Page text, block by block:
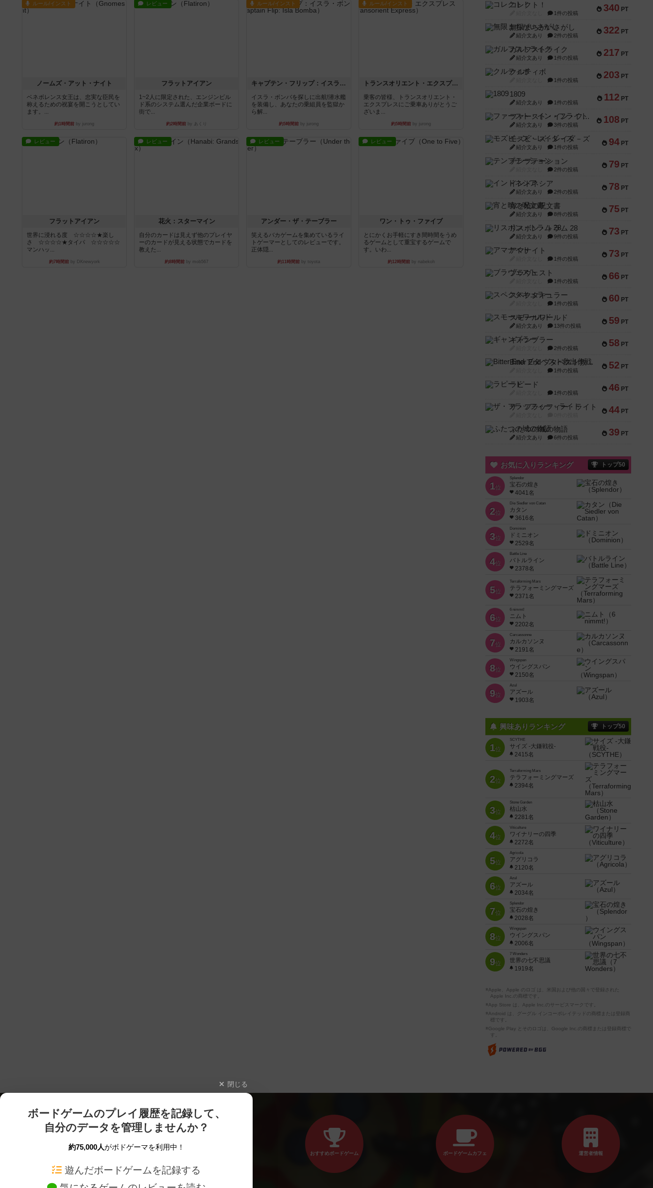
ルール/インスト
ノームズ・アット・ナイト
ベネボレンス女王は、忠実な臣民を
称えるための祝宴を開こうとしてい
ます。...
約1時間前 by jurong
レビュー
フラットアイアン
1~2人に限定された、エンジンビル
ド系のシステム選んだ企業ボードに
街で...
約2時間前 by あくり
ルール/インスト
キャプテン・フリップ：イスラ・ボンバ
イスラ・ボンバを探しに出航!潜水艦
を装備し、あなたの乗組員を監獄か
ら解...
約5時間前 by jurong
ルール/インスト
トランスオリエント・エクスプレス
乗客の皆様、トランスオリエント・
エクスプレスにご乗車ありがとうご
ざいま...
約5時間前 by jurong
レビュー
フラットアイアン
世界に浸れる度 ☆☆☆☆★楽し
さ ☆☆☆☆★タイパ ☆☆☆☆☆
マンハッ...
約7時間前by DKnewyork
レビュー
花火：スターマイン
自分のカードは見えず他のプレイヤ
ーのカードが見える状態でカードを
教えた...
約8時間前 by mob567
レビュー
アンダー・ザ・テーブラー
笑えるバカゲームを集めているライ
トゲーマーとしてのレビューです。
正体隠...
約11時間前 by toyota
レビュー
ワン・トゥ・ファイブ
とにかくお手軽にすき間時間をうめ
るゲームとして重宝するゲームで
す。いわ...
約12時間前by nabekoh
340 PT
コレクト！
1件の投稿
322 PT
無限まちがいさがし
紹介文あり 2件の投稿
217 PT
ガルフストライク
紹介文あり 1件の投稿
203 PT
クルティボ
1件の投稿
112 PT
1809
紹介文あり 1件の投稿
108 PT
ファースト・イン・フライト
紹介文あり 3件の投稿
94 PT
モズビ－ズ・レイダ－ズ
紹介文あり 1件の投稿
79 PT
テンプテーション
2件の投稿
78 PT
インドネシア
紹介文あり 2件の投稿
75 PT
宵と暁の呪文書
紹介文あり 8件の投稿
73 PT
リスボン・トラム 28
紹介文あり 9件の投稿
73 PT
アマナイト
1件の投稿
66 PT
ブラヴェスト
1件の投稿
60 PT
スペクタキュラー
1件の投稿
59 PT
スモールワールド
紹介文あり 13件の投稿
58 PT
ギャンブラー
2件の投稿
52 PT
Bitter End ブタペスト救出作戦
1件の投稿
46 PT
ラピード
1件の投稿
44 PT
ザ・フラッフィー・ライト
39 PT
ふたつの城の物語
紹介文あり 6件の投稿
お気に入りランキング トップ50
1位
Splendor
宝石の煌き
4041名
2位
Die Siedler von Catan
カタン
3616名
3位
Dominion
ドミニオン
2529名
4位
Battle Line
バトルライン
2378名
5位
Terraforming Mars
テラフォーミングマーズ
2371名
6位
6 nimmt!
ニムト
2202名
7位
Carcassonne
カルカソンヌ
2191名
8位
Wingspan
ウイングスパン
2150名
9位
Azul
アズール
1903名
興味ありランキング トップ50
1位
SCYTHE
サイズ -大鎌戦役-
2415名
2位
Terraforming Mars
テラフォーミングマーズ
2394名
3位
Stone Garden
枯山水
2281名
4位
Viticulture
ワイナリーの四季
2272名
5位
Agricola
アグリコラ
2120名
6位
Azul
アズール
2034名
7位
Splendor
宝石の煌き
2028名
8位
Wingspan
ウイングスパン
2006名
9位
7 Wonders
世界の七不思議
1919名
※Apple、Apple のロゴ は、米国および他の国々で登録された
Apple Inc.の商標です。
※App Store は、Apple Inc.のサービスマークです。
※Android は、グーグル インコーポレイテッドの商標または登録商
標です。
※Google Play とそのロゴは、Google Inc.の商標または登録商標で
す。
閉じる
ボードゲームのプレイ履歴を記録して、
自分のデータを管理しませんか？
約75,000人がボドゲーマを利用中！
遊んだボードゲームを記録する
おすすめボードゲーム ボードゲームカフェ 運営者情報